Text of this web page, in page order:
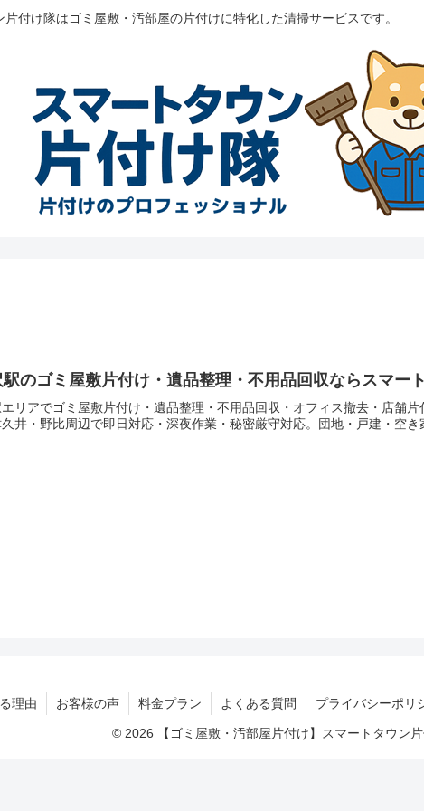
片付け隊はゴミ屋敷・汚部屋の片付けに特化した清掃サービスです。
のゴミ屋敷片付け・遺品整理・不用品回収ならスマー
リアでゴミ屋敷片付け・遺品整理・不用品回収・オフィス撤去・店舗
井・野比周辺で即日対応・深夜作業・秘密厳守対応。団地・戸建・空き
理由 お客様の声 料金プラン よくある質問 プライバシーポリ
© 2026 【ゴミ屋敷・汚部屋片付け】スマートタウン